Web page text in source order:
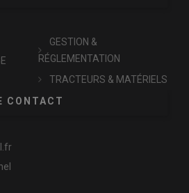
GESTION &
RÉGLEMENTATION
TRACTEURS & MATÉRIELS
CONTACT